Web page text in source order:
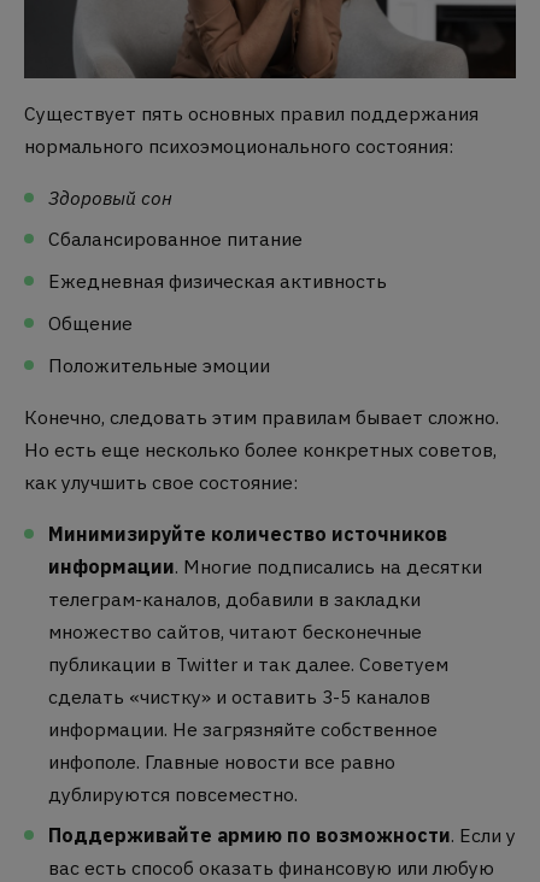
Существует пять основных правил поддержания
нормального психоэмоционального состояния:
Здоровый сон
Сбалансированное питание
Ежедневная физическая активность
Общение
Положительные эмоции
Конечно, следовать этим правилам бывает сложно.
Но есть еще несколько более конкретных советов,
как улучшить свое состояние:
Минимизируйте количество источников
информации. Многие подписались на десятки
телеграм-каналов, добавили в закладки
множество сайтов, читают бесконечные
публикации в Twitter и так далее. Советуем
сделать «чистку» и оставить 3-5 каналов
информации. Не загрязняйте собственное
инфополе. Главные новости все равно
дублируются повсеместно.
Поддерживайте армию по возможности. Если у
вас есть способ оказать финансовую или любую